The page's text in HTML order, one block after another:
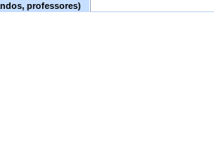
professores)